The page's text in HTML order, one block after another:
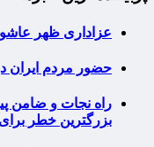
عزاداری ظهر
حضور مردم ایران
راه نجات و ضامن
بزرگترین خطر